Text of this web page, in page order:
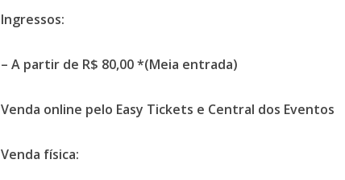
Ingressos:
– A partir de R$ 80,00 *(Meia entrada)
Venda online pelo Easy Tickets e Central dos Eventos
Venda física: